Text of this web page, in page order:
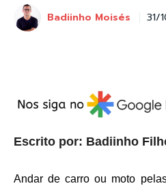
Badiinho Moisés 31/
Escrito por: Badiinho
Andar de carro ou moto